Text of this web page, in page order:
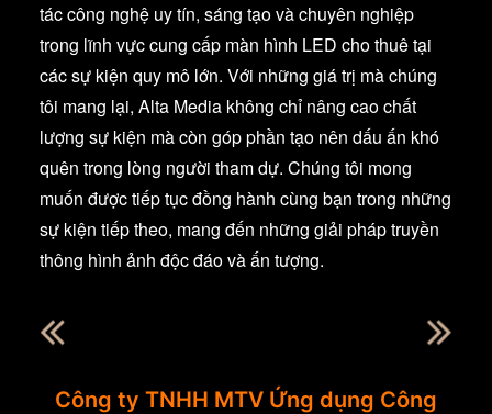
tác công nghệ uy tín, sáng tạo và chuyên nghiệp
trong lĩnh vực cung cấp màn hình LED cho thuê tại
các sự kiện quy mô lớn. Với những giá trị mà chúng
tôi mang lại, Alta Media không chỉ nâng cao chất
lượng sự kiện mà còn góp phần tạo nên dấu ấn khó
quên trong lòng người tham dự. Chúng tôi mong
muốn được tiếp tục đồng hành cùng bạn trong những
sự kiện tiếp theo, mang đến những giải pháp truyền
thông hình ảnh độc đáo và ấn tượng.
Công ty TNHH MTV Ứng dụng Công